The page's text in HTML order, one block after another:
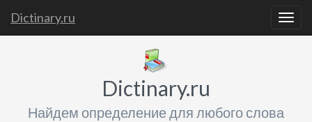
Dictinary.ru
Dictinary.ru
Найдем определение для любого слова